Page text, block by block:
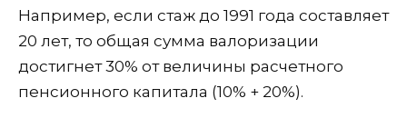
Например, если стаж до 1991 года составляет
20 лет, то общая сумма валоризации
достигнет 30% от величины расчетного
пенсионного капитала (10% + 20%).